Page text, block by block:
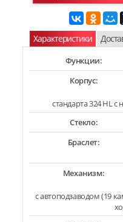
Характеристики
Функции:
Корпус:
стандарта 324 HL
Стекло:
Браслет:
Механизм:
с автоподзаводом (19